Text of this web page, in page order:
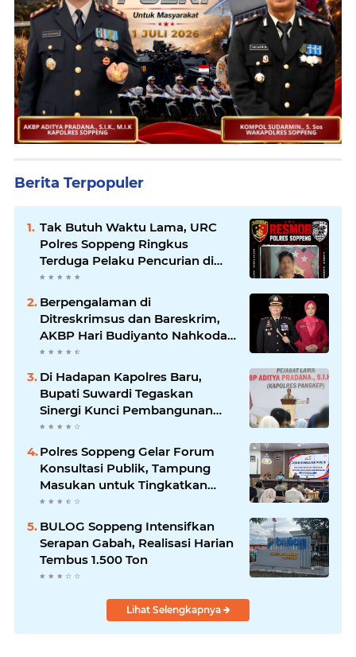
Berita Terpopuler
Tak Butuh Waktu Lama, URC
Polres Soppeng Ringkus
Terduga Pelaku Pencurian di
Liliriaja
Berpengalaman di
Ditreskrimsus dan Bareskrim,
AKBP Hari Budiyanto Nahkodai
Polres Soppeng
Di Hadapan Kapolres Baru,
Bupati Suwardi Tegaskan
Sinergi Kunci Pembangunan
Soppeng
Polres Soppeng Gelar Forum
Konsultasi Publik, Tampung
Masukan untuk Tingkatkan
Pelayanan
BULOG Soppeng Intensifkan
Serapan Gabah, Realisasi Harian
Tembus 1.500 Ton
Lihat Selengkapnya